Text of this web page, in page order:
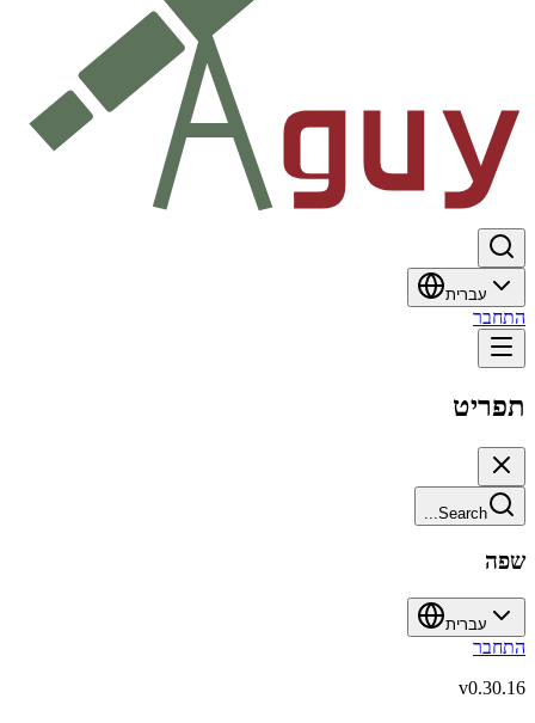
עברית
התחבר
תפריט
Search...
שפה
עברית
התחבר
v0.30.16